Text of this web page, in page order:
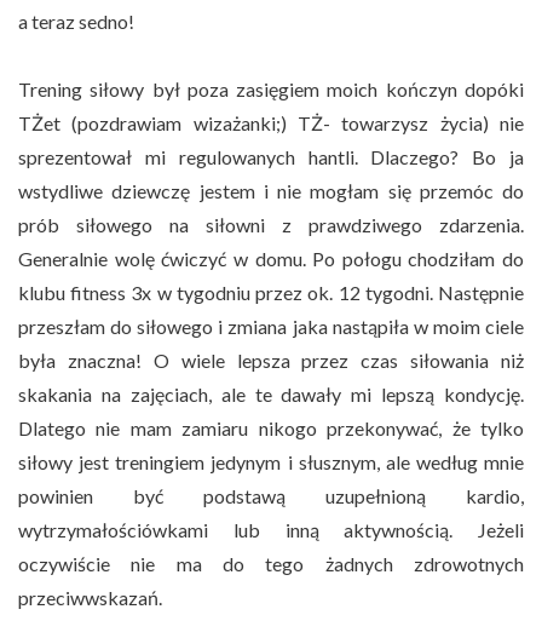
a teraz sedno!
Trening siłowy był poza zasięgiem moich kończyn dopóki
TŻet (pozdrawiam wizażanki;) TŻ- towarzysz życia) nie
sprezentował mi regulowanych hantli. Dlaczego? Bo ja
wstydliwe dziewczę jestem i nie mogłam się przemóc do
prób siłowego na siłowni z prawdziwego zdarzenia.
Generalnie wolę ćwiczyć w domu. Po połogu chodziłam do
klubu fitness 3x w tygodniu przez ok. 12 tygodni. Następnie
przeszłam do siłowego i zmiana jaka nastąpiła w moim ciele
była znaczna! O wiele lepsza przez czas siłowania niż
skakania na zajęciach, ale te dawały mi lepszą kondycję.
Dlatego nie mam zamiaru nikogo przekonywać, że tylko
siłowy jest treningiem jedynym i słusznym, ale według mnie
powinien być podstawą uzupełnioną kardio,
wytrzymałościówkami lub inną aktywnością. Jeżeli
oczywiście nie ma do tego żadnych zdrowotnych
przeciwwskazań.